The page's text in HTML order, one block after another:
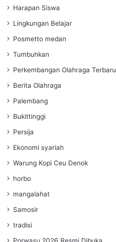
Harapan Siswa
Lingkungan Belajar
Posmetto medan
Tumbuhkan
Perkembangan Olahraga Terbaru
Berita Olahraga
Palembang
Bukittinggi
Persija
Ekonomi syariah
Warung Kopi Ceu Denok
horbo
mangalahat
Samosir
tradisi